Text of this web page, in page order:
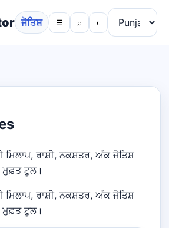
ਜੋਤਿਸ਼ ☰ ⌕ ◐
ਮਿਲਾਪ, ਰਾਸ਼ੀ, ਨਕਸ਼ਤਰ, ਅੰਕ ਜੋਤਿਸ਼
ਟੂਲ।
ਮਿਲਾਪ, ਰਾਸ਼ੀ, ਨਕਸ਼ਤਰ, ਅੰਕ ਜੋਤਿਸ਼
ਟੂਲ।